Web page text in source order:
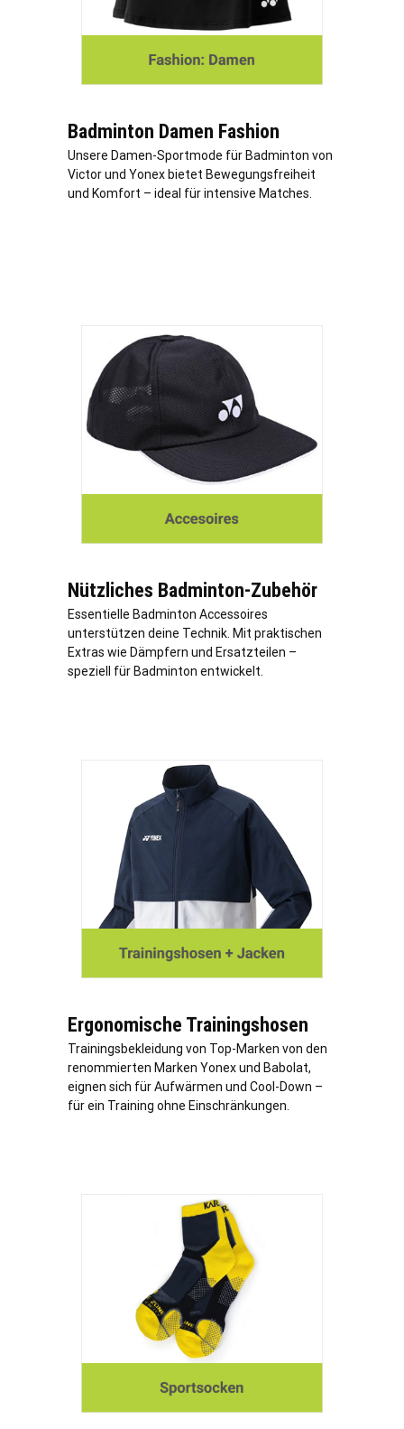
Badminton Damen Fashion
Unsere Damen-Sportmode für Badminton von
Victor und Yonex bietet Bewegungsfreiheit
und Komfort – ideal für intensive Matches.
Nützliches Badminton-Zubehör
Essentielle Badminton Accessoires
unterstützen deine Technik. Mit praktischen
Extras wie Dämpfern und Ersatzteilen –
speziell für Badminton entwickelt.
Ergonomische Trainingshosen
Trainingsbekleidung von Top-Marken von den
renommierten Marken Yonex und Babolat,
eignen sich für Aufwärmen und Cool-Down –
für ein Training ohne Einschränkungen.